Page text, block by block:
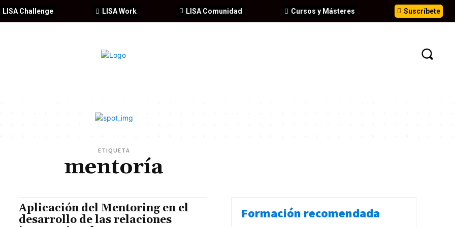
Suscríbete
Cursos y Másteres
LISA Comunidad
LISA Work
LISA Challenge
ETIQUETA
mentoría
Aplicación del Mentoring en el
desarrollo de las relaciones
Formación recomendada